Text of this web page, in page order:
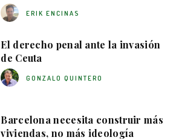
ERIK ENCINAS
El derecho penal ante la invasión
de Ceuta
GONZALO QUINTERO
Barcelona necesita construir más
viviendas, no más ideología